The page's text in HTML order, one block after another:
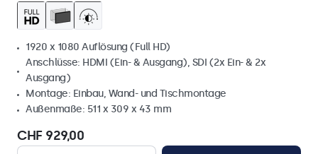
1920 x 1080 Auflösung (Full HD)
Anschlüsse: HDMI (Ein- & Ausgang), SDI (2x Ein- & 2x
Ausgang)
Montage: Einbau, Wand- und Tischmontage
Außenmaße: 511 x 309 x 43 mm
CHF 929,00